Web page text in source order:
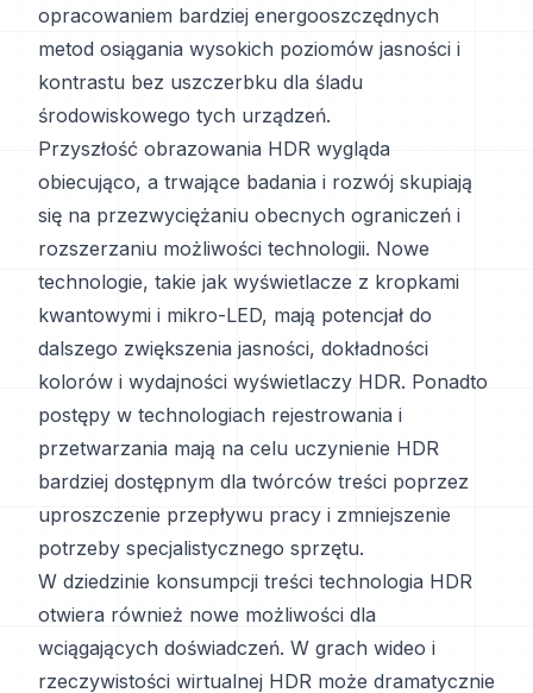
opracowaniem bardziej energooszczędnych
metod osiągania wysokich poziomów jasności i
kontrastu bez uszczerbku dla śladu
środowiskowego tych urządzeń.
Przyszłość obrazowania HDR wygląda
obiecująco, a trwające badania i rozwój skupiają
się na przezwyciężaniu obecnych ograniczeń i
rozszerzaniu możliwości technologii. Nowe
technologie, takie jak wyświetlacze z kropkami
kwantowymi i mikro-LED, mają potencjał do
dalszego zwiększenia jasności, dokładności
kolorów i wydajności wyświetlaczy HDR. Ponadto
postępy w technologiach rejestrowania i
przetwarzania mają na celu uczynienie HDR
bardziej dostępnym dla twórców treści poprzez
uproszczenie przepływu pracy i zmniejszenie
potrzeby specjalistycznego sprzętu.
W dziedzinie konsumpcji treści technologia HDR
otwiera również nowe możliwości dla
wciągających doświadczeń. W grach wideo i
rzeczywistości wirtualnej HDR może dramatycznie